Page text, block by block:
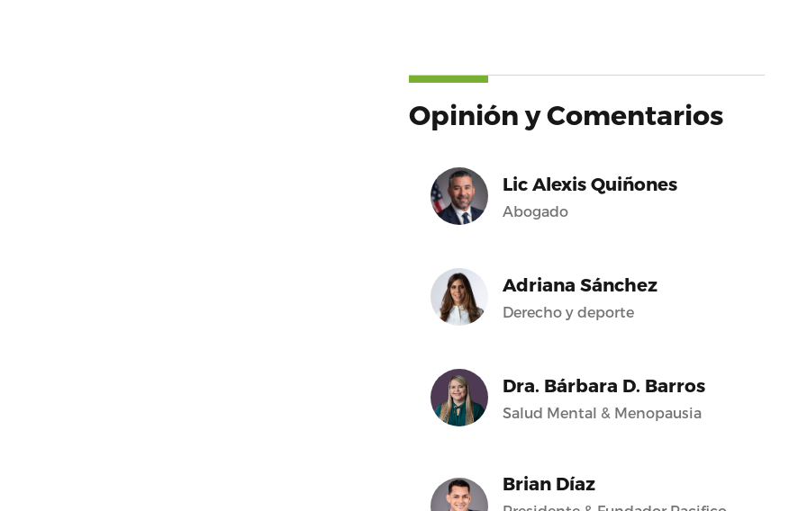
Opinión y Comentarios
Lic Alexis Quiñones
Abogado
Adriana Sánchez
Derecho y deporte
Dra. Bárbara D. Barros
Salud Mental & Menopausia
Brian Díaz